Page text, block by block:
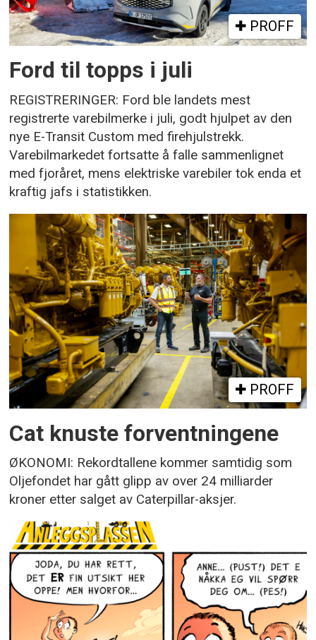
PROFF
Ford til topps i juli
REGISTRERINGER: Ford ble landets mest
registrerte varebilmerke i juli, godt hjulpet av den
nye E-Transit Custom med firehjulstrekk.
Varebilmarkedet fortsatte å falle sammenlignet
med fjoråret, mens elektriske varebiler tok enda et
kraftig jafs i statistikken.
PROFF
Cat knuste forventningene
ØKONOMI: Rekordtallene kommer samtidig som
Oljefondet har gått glipp av over 24 milliarder
kroner etter salget av Caterpillar-aksjer.